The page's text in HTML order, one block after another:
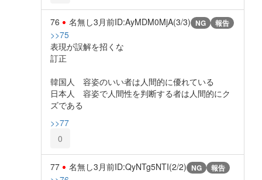
76 名無し3月前ID:AyMDM0MjA(3/3) NG 報告
>>75
表現が誤解を招くな
訂正
韓国人 容姿のいい者は人間的に優れている
日本人 容姿で人間性を判断する者は人間的にク
ズである
>>77
0
77 名無し3月前ID:QyNTg5NTI(2/2) NG 報告